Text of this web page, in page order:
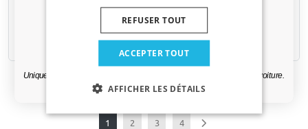
1-3 jours ouvrables
1 2 3 4
ACCEPTER TOUT
REFUSER TOUT
AFFICHER LES DÉTAILS
Uniquement des mises à jour et des offres pertinentes pour votre voiture.